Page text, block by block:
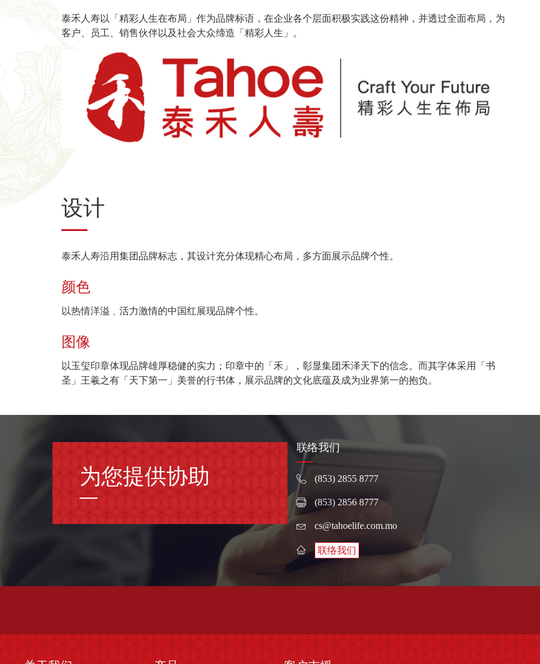
泰禾人寿以「精彩人生在布局」作为品牌标语，在企业各个层面积极实践这份精神，并透过全面布局，为
客户、员工、销售伙伴以及社会大众缔造「精彩人生」。
设计
泰禾人寿沿用集团品牌标志，其设计充分体现精心布局，多方面展示品牌个性。
颜色
以热情洋溢﹑活力激情的中国红展现品牌个性。
图像
以玉玺印章体现品牌雄厚稳健的实力；印章中的「禾」，彰显集团禾泽天下的信念。而其字体采用「书
圣」王羲之有「天下第一」美誉的行书体，展示品牌的文化底蕴及成为业界第一的抱负。
为您提供协助
联络我们
(853) 2855 8777
(853) 2856 8777
cs@tahoelife.com.mo
联络我们